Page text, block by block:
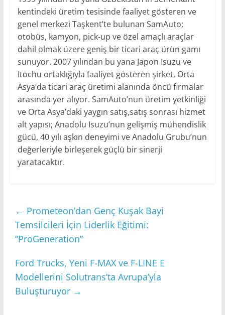
kentindeki üretim tesisinde faaliyet gösteren ve
genel merkezi Taşkent’te bulunan SamAuto;
otobüs, kamyon, pick-up ve özel amaçlı araçlar
dahil olmak üzere geniş bir ticari araç ürün gamı
sunuyor. 2007 yılından bu yana Japon Isuzu ve
Itochu ortaklığıyla faaliyet gösteren şirket, Orta
Asya’da ticari araç üretimi alanında öncü firmalar
arasında yer alıyor. SamAuto’nun üretim yetkinliği
ve Orta Asya’daki yaygın satış,satış sonrası hizmet
alt yapısı; Anadolu Isuzu’nun gelişmiş mühendislik
gücü, 40 yılı aşkın deneyimi ve Anadolu Grubu’nun
değerleriyle birleşerek güçlü bir sinerji
yaratacaktır.
← Prometeon’dan Genç Kuşak Bayi
Temsilcileri İçin Liderlik Eğitimi:
“ProGeneration”
Ford Trucks, Yeni F-MAX ve F-LINE E
Modellerini Solutrans’ta Avrupa’yla
Buluşturuyor →